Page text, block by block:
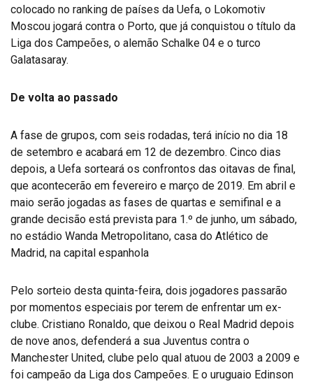
colocado no ranking de países da Uefa, o Lokomotiv
Moscou jogará contra o Porto, que já conquistou o título da
Liga dos Campeões, o alemão Schalke 04 e o turco
Galatasaray.
De volta ao passado
A fase de grupos, com seis rodadas, terá início no dia 18
de setembro e acabará em 12 de dezembro. Cinco dias
depois, a Uefa sorteará os confrontos das oitavas de final,
que acontecerão em fevereiro e março de 2019. Em abril e
maio serão jogadas as fases de quartas e semifinal e a
grande decisão está prevista para 1.º de junho, um sábado,
no estádio Wanda Metropolitano, casa do Atlético de
Madrid, na capital espanhola
Pelo sorteio desta quinta-feira, dois jogadores passarão
por momentos especiais por terem de enfrentar um ex-
clube. Cristiano Ronaldo, que deixou o Real Madrid depois
de nove anos, defenderá a sua Juventus contra o
Manchester United, clube pelo qual atuou de 2003 a 2009 e
foi campeão da Liga dos Campeões. E o uruguaio Edinson